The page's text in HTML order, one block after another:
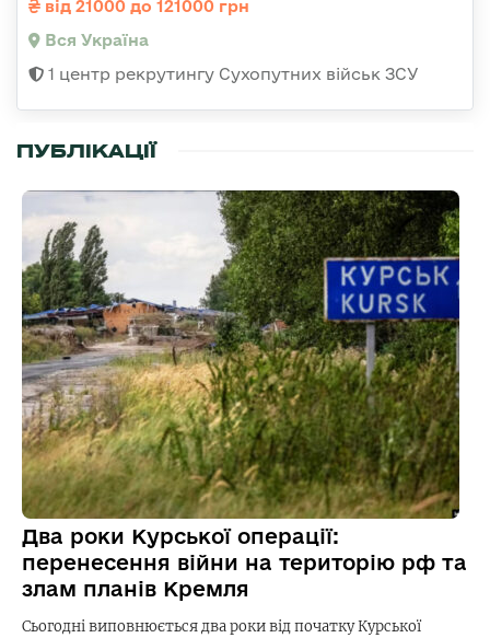
від 21000 до 121000 грн
Вся Україна
1 центр рекрутингу Сухопутних військ ЗСУ
ПУБЛІКАЦІЇ
Два роки Курської операції:
перенесення війни на територію рф та
злам планів Кремля
Сьогодні виповнюється два роки від початку Курської